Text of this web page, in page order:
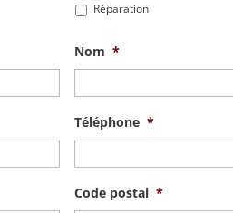
Réparation
Nom *
Téléphone *
Code postal *